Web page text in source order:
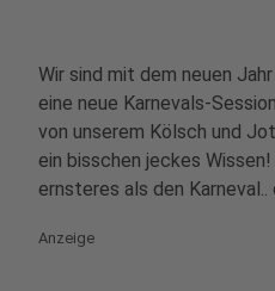
Wir sind mit dem neuen
eine neue Karnevals-
von unserem Kölsch und
ein bisschen jeckes
ernsteres als den Karneval..
Anzeige